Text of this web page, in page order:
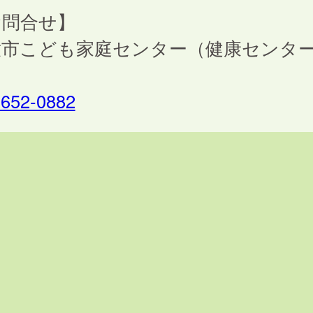
合せ】
こども家庭センター（健康センタ
0882